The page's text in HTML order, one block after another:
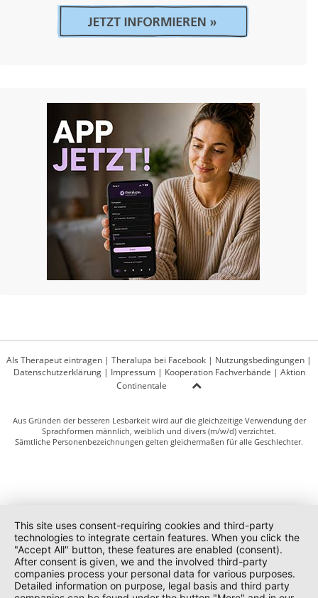
Als Therapeut eintragen | Theralupa bei Facebook | Nutzungsbedingungen |
Datenschutzerklärung| Impressum| Kooperation Fachverbände | Aktion
Continentale
Aus Gründen der besseren Lesbarkeit wird auf die gleichzeitige Verwendung der
Sprachformen männlich, weiblich und divers (m/w/d) verzichtet.
Sämtliche Personenbezeichnungen gelten gleichermaßen für alle Geschlechter.
This site uses consent-requiring cookies and third-party
technologies to integrate certain features. When you click the
"Accept All" button, these features are enabled (consent).
After consent is given, we and the involved third-party
companies process your personal data for various purposes.
Detailed information on purpose, legal basis and third party